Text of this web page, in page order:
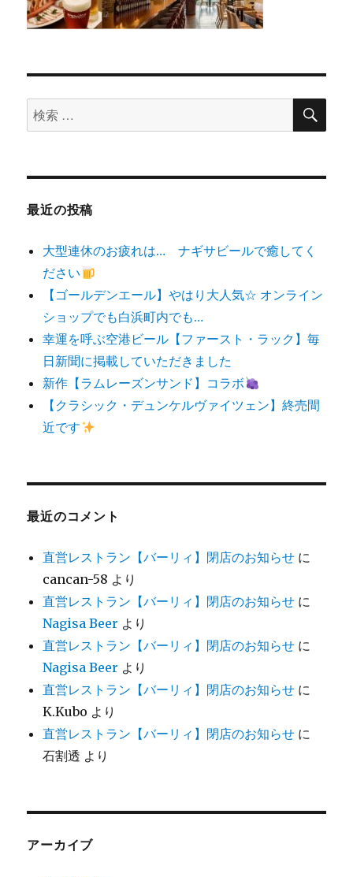
検
索
象:
検
最近の投稿
大型連休のお疲れは… ナギサビールで癒してく
ださい
【ゴールデンエール】やはり大人気☆ オンライン
ショップでも白浜町内でも…
幸運を呼ぶ空港ビール【ファースト・ラック】毎
日新聞に掲載していただきました
新作【ラムレーズンサンド】コラボ
【クラシック・デュンケルヴァイツェン】終売間
近です
最近のコメント
直営レストラン【バーリィ】閉店のお知らせ に
cancan-58 より
直営レストラン【バーリィ】閉店のお知らせ に
Nagisa Beer より
直営レストラン【バーリィ】閉店のお知らせ に
Nagisa Beer より
直営レストラン【バーリィ】閉店のお知らせ に
K.Kubo より
直営レストラン【バーリィ】閉店のお知らせ に
石割透 より
アーカイブ